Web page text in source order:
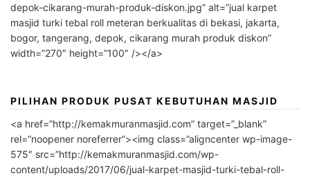
depok-cikarang-murah-produk-diskon.jpg” alt=”jual karpet
masjid turki tebal roll meteran berkualitas di bekasi, jakarta,
bogor, tangerang, depok, cikarang murah produk diskon”
width=”270″ height=”100″ /></a>
PILIHAN PRODUK PUSAT KEBUTUHAN MASJID
<a href=”http://kemakmuranmasjid.com” target=”_blank”
rel=”noopener noreferrer”><img class=”aligncenter wp-image-
575″ src=”http://kemakmuranmasjid.com/wp-
content/uploads/2017/06/jual-karpet-masjid-turki-tebal-roll-